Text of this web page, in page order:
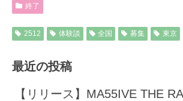
終了
2512 体験談 全国 募集 東京
最近の投稿
【リリース】MA55IVE THE